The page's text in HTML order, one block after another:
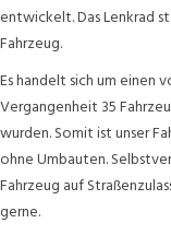
entwickelt. Das Lenkrad
Fahrzeug.
Es handelt sich um einen
Vergangenheit 35
wurden. Somit ist unser
ohne Umbauten.
Fahrzeug auf
gerne.